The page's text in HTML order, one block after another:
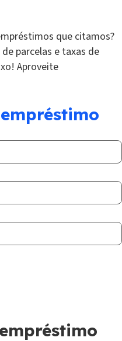
que citamos?
parcelas e taxas de
Aproveite